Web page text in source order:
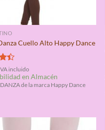
Cuello Alto Happy Dance
incluido
en Almacén
de la marca Happy Dance